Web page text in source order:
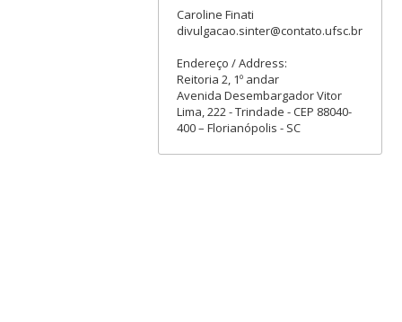
Caroline Finati
divulgacao.sinter@contato.ufsc.br
Endereço / Address:
Reitoria 2, 1º andar
Avenida Desembargador Vitor
Lima, 222 - Trindade - CEP 88040-
400 – Florianópolis - SC